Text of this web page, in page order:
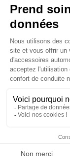
Faisceau de
d'aspiration
Injecteur BMW
Pompe à
Pompe diesel
Allumage /
Bobines
Bougie de
Amortisseur